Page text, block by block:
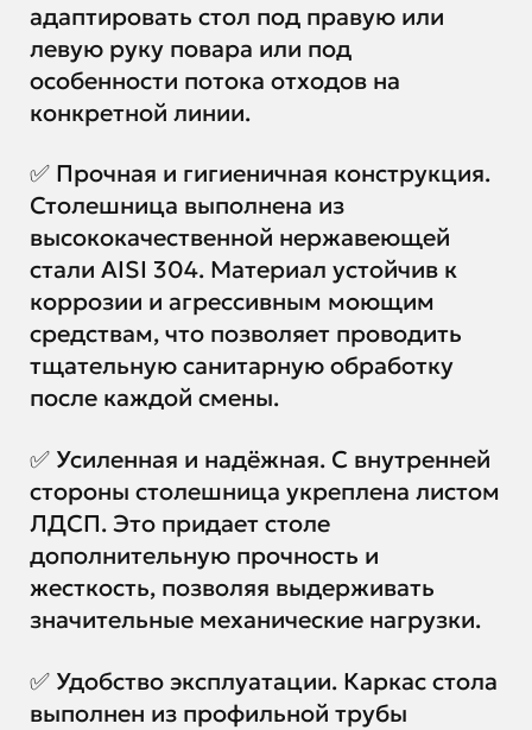
адаптировать стол под правую или
левую руку повара или под
особенности потока отходов на
конкретной линии.
✅ Прочная и гигиеничная конструкция.
Столешница выполнена из
высококачественной нержавеющей
стали AISI 304. Материал устойчив к
коррозии и агрессивным моющим
средствам, что позволяет проводить
тщательную санитарную обработку
после каждой смены.
✅ Усиленная и надёжная. С внутренней
стороны столешница укреплена листом
ЛДСП. Это придает столе
дополнительную прочность и
жесткость, позволяя выдерживать
значительные механические нагрузки.
✅ Удобство эксплуатации. Каркас стола
выполнен из профильной трубы